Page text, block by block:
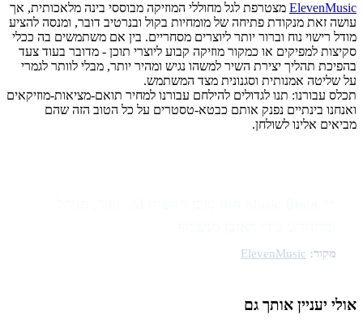
ElevenMusic מצטרפת לגל מחוללי המוזיקה מבוססי בינה מלאכותית, אך
עושה זאת מנקודת פתיחה של מומחיות בקול ובנרטיב דובר, ומנסה להציע
מודל רישוי נוח וברור יותר ליוצרים מסחריים. בין אם משתמשים בה ככלי
סקיצות למפיקים או כמקור מוזיקה קבוע ליוצרי תוכן - מדובר בעוד צעד
בהפיכת תהליך יצירת השיר למשהו נגיש ומהיר יותר, מבלי לוותר לגמרי
על שליטה אמנותית וסגנונית מצד המשתמש.
תכלס עבורנו: תנו לגדולים להילחם עבורנו למחיר תואם-מציאות-מוזיקאים
ואנחנו בינתיים נפנק אותם כבטא-טסטרים על כל הטוב הזה שהם
מביאים אלינו לשולחן.
מקור: ElevenMusic
אולי יעניין אותך גם